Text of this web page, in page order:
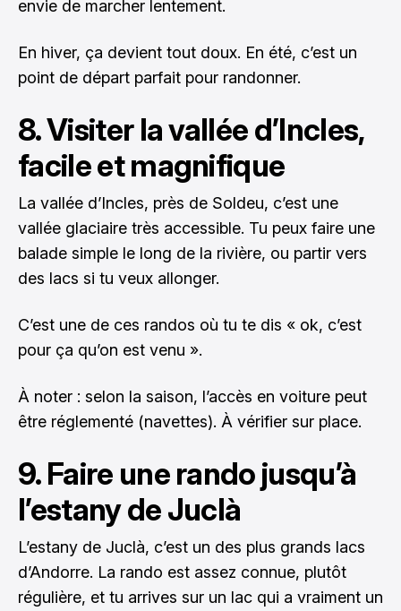
envie de marcher lentement.
En hiver, ça devient tout doux. En été, c’est un
point de départ parfait pour randonner.
8. Visiter la vallée d’Incles,
facile et magnifique
La vallée d’Incles, près de Soldeu, c’est une
vallée glaciaire très accessible. Tu peux faire une
balade simple le long de la rivière, ou partir vers
des lacs si tu veux allonger.
C’est une de ces randos où tu te dis « ok, c’est
pour ça qu’on est venu ».
À noter : selon la saison, l’accès en voiture peut
être réglementé (navettes). À vérifier sur place.
9. Faire une rando jusqu’à
l’estany de Juclà
L’estany de Juclà, c’est un des plus grands lacs
d’Andorre. La rando est assez connue, plutôt
régulière, et tu arrives sur un lac qui a vraiment un